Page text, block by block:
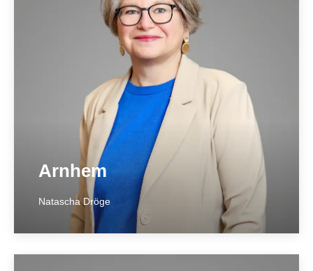
____________
036 – 533 64 88
almere@hetnotarieel.nl
Meer over locatie ➞
Arnhem
Natascha Dröge